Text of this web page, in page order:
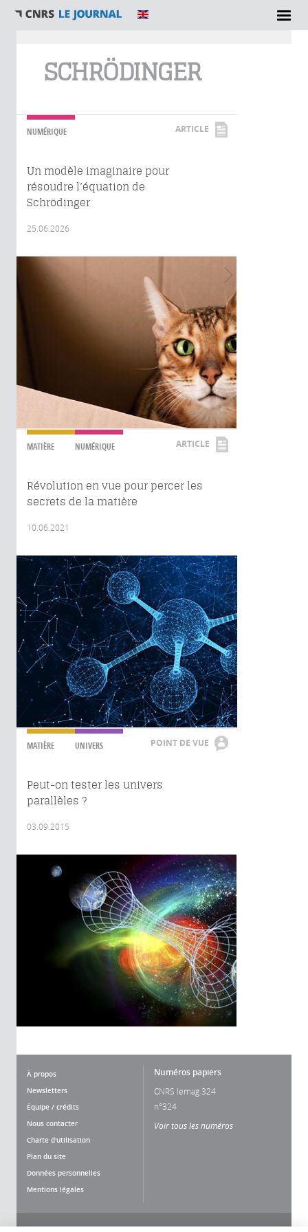
SCHRÖDINGER
NUMÉRIQUE ARTICLE
Un modèle imaginaire pour
résoudre l’équation de
Schrödinger
25.06.2026
MATIÈRE NUMÉRIQUE ARTICLE
Révolution en vue pour percer les
secrets de la matière
10.06.2021
MATIÈRE UNIVERS POINT DE VUE
Peut-on tester les univers
parallèles ?
03.09.2015
À propos
Newsletters
Équipe / crédits
Nous contacter
Charte d'utilisation
Plan du site
Données personnelles
Mentions légales
Numéros papiers
CNRS lemag 324
n°324
Voir tous les numéros